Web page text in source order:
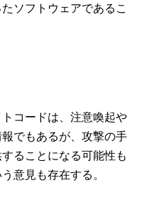
ソフトウェアであるこ
コードは、注意喚起や
でもあるが、攻撃の手
ることになる可能性も
意見も存在する。